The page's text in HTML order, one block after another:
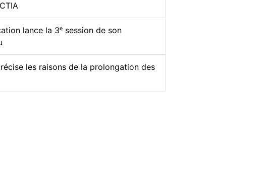
lance la 3ᵉ session de son
les raisons de la prolongation des